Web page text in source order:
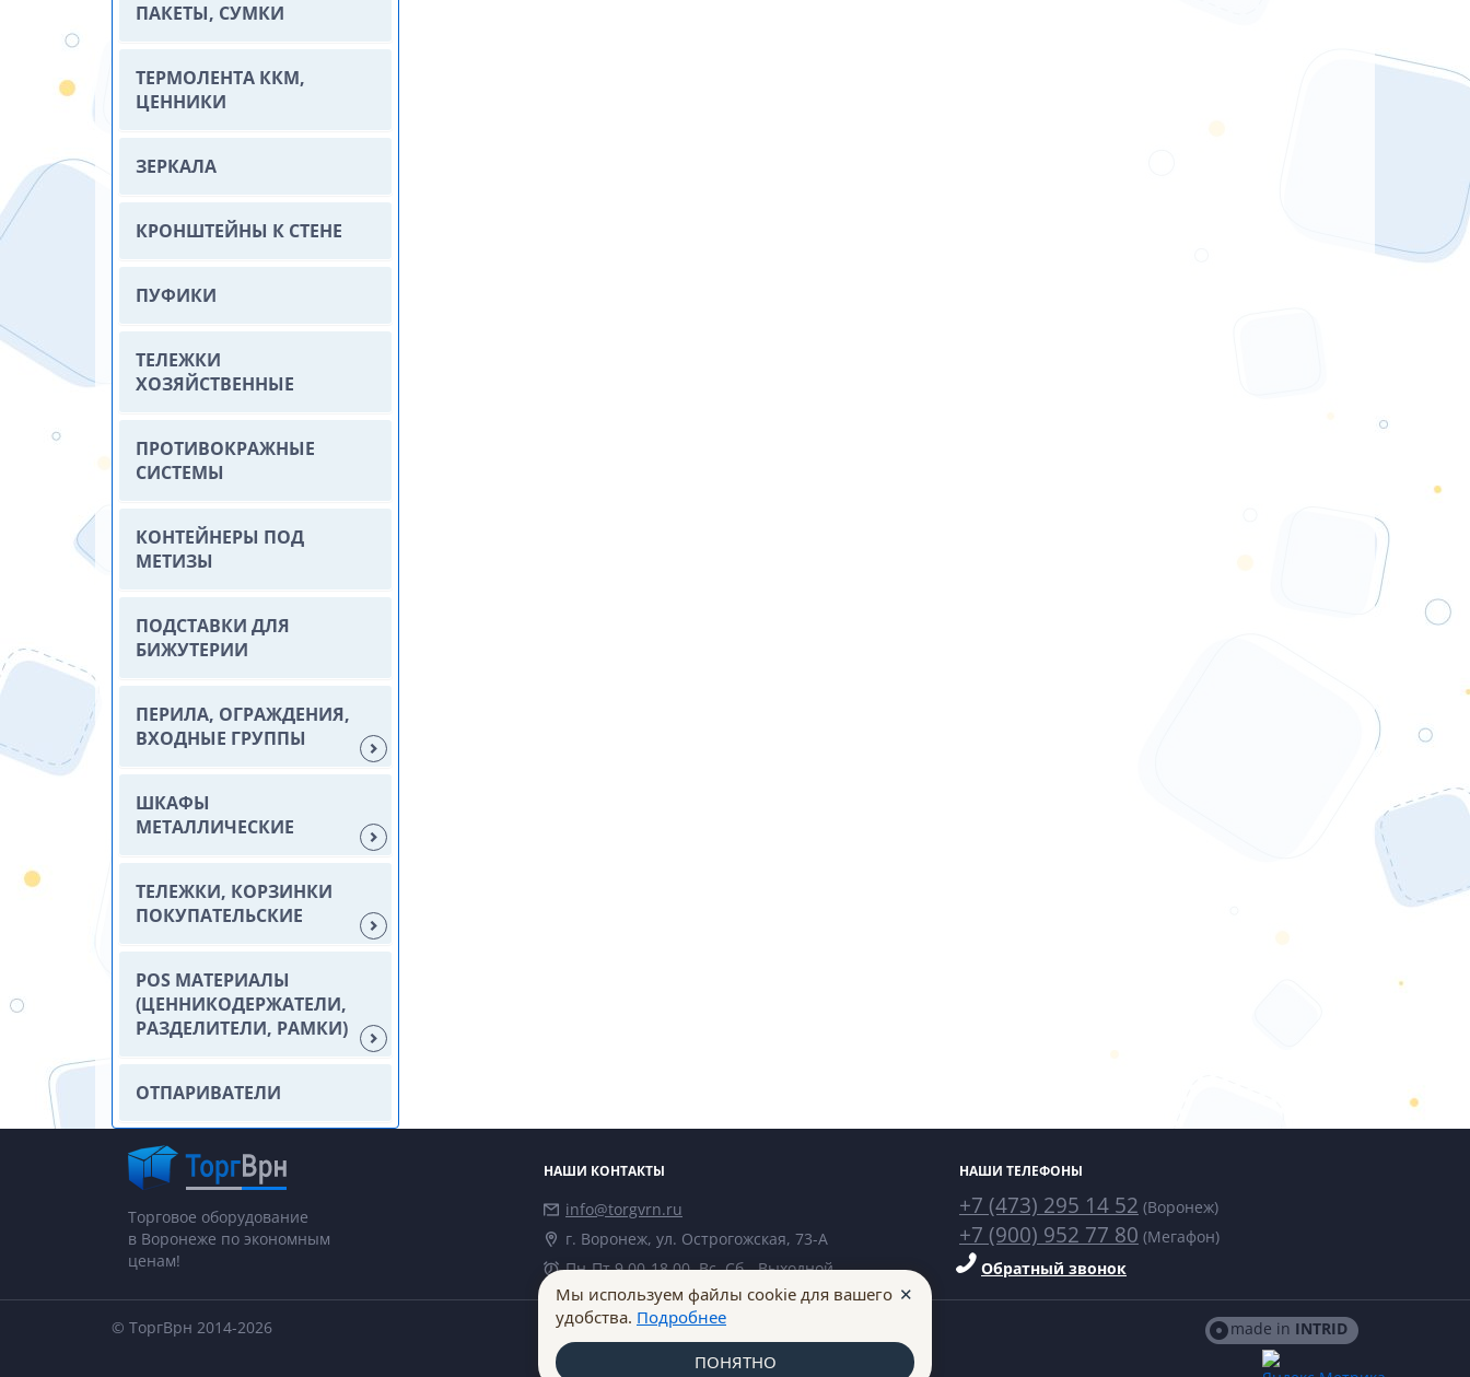
ПАКЕТЫ, СУМКИ
ТЕРМОЛЕНТА ККМ,
ЦЕННИКИ
ЗЕРКАЛА
КРОНШТЕЙНЫ К СТЕНЕ
ПУФИКИ
ТЕЛЕЖКИ
ХОЗЯЙСТВЕННЫЕ
ПРОТИВОКРАЖНЫЕ
СИСТЕМЫ
КОНТЕЙНЕРЫ ПОД
МЕТИЗЫ
ПОДСТАВКИ ДЛЯ
БИЖУТЕРИИ
ПЕРИЛА, ОГРАЖДЕНИЯ,
ВХОДНЫЕ ГРУППЫ
ШКАФЫ
МЕТАЛЛИЧЕСКИЕ
ТЕЛЕЖКИ, КОРЗИНКИ
ПОКУПАТЕЛЬСКИЕ
POS МАТЕРИАЛЫ
(ЦЕННИКОДЕРЖАТЕЛИ,
РАЗДЕЛИТЕЛИ, РАМКИ)
ОТПАРИВАТЕЛИ
Торговое оборудование
в Воронеже по экономным
ценам!
НАШИ КОНТАКТЫ
info@torgvrn.ru
г. Воронеж, ул. Острогожская, 73-А
Пн-Пт 9.00-18.00, Вс, Сб - Выходной
НАШИ ТЕЛЕФОНЫ
+7 (473) 295 14 52 (Воронеж)
+7 (900) 952 77 80 (Мегафон)
Обратный звонок
made in INTRID
© ТоргВрн 2014-2026
Мы используем файлы cookie для вашего
удобства. Подробнее
✕
ПОНЯТНО